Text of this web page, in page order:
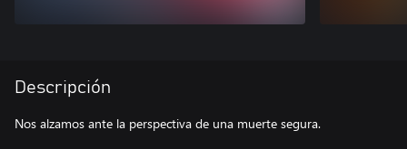
Descripción
Nos alzamos ante la perspectiva de una muerte segura.